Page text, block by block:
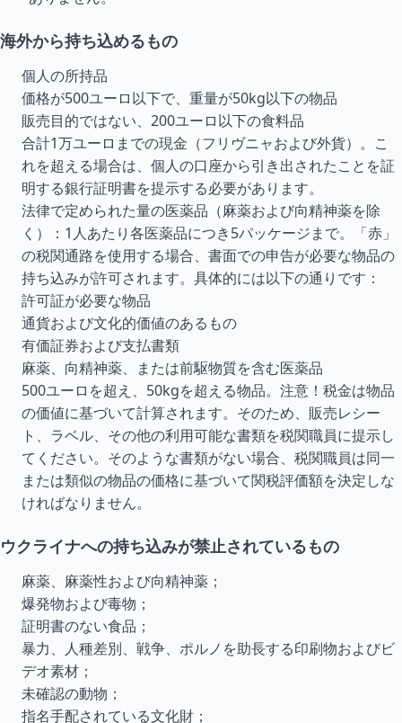
海外から持ち込めるもの
個人の所持品
価格が500ユーロ以下で、重量が50kg以下の物品
販売目的ではない、200ユーロ以下の食料品
合計1万ユーロまでの現金（フリヴニャおよび外貨）。こ
れを超える場合は、個人の口座から引き出されたことを証
明する銀行証明書を提示する必要があります。
法律で定められた量の医薬品（麻薬および向精神薬を除
く）：1人あたり各医薬品につき5パッケージまで。「赤」
の税関通路を使用する場合、書面での申告が必要な物品の
持ち込みが許可されます。具体的には以下の通りです：
許可証が必要な物品
通貨および文化的価値のあるもの
有価証券および支払書類
麻薬、向精神薬、または前駆物質を含む医薬品
500ユーロを超え、50kgを超える物品。注意！税金は物品
の価値に基づいて計算されます。そのため、販売レシー
ト、ラベル、その他の利用可能な書類を税関職員に提示し
てください。そのような書類がない場合、税関職員は同一
または類似の物品の価格に基づいて関税評価額を決定しな
ければなりません。
ウクライナへの持ち込みが禁止されているもの
麻薬、麻薬性および向精神薬；
爆発物および毒物；
証明書のない食品；
暴力、人種差別、戦争、ポルノを助長する印刷物およびビ
デオ素材；
未確認の動物；
指名手配されている文化財；